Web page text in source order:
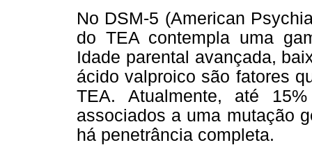
No DSM-5 (American
do TEA contempla uma
Idade parental avançada,
ácido valproico são fatores
TEA. Atualmente, até
associados a uma mutação
há penetrância completa.